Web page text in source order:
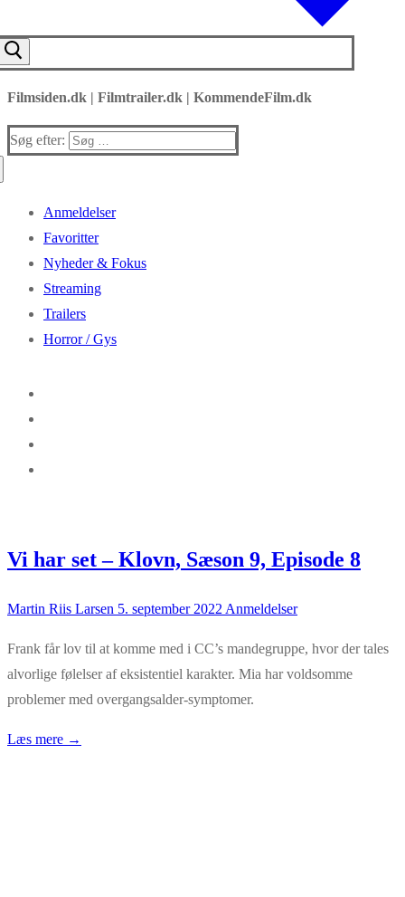
Filmsiden.dk | Filmtrailer.dk | KommendeFilm.dk
Søg efter:
Anmeldelser
Favoritter
Nyheder & Fokus
Streaming
Trailers
Horror / Gys
Vi har set – Klovn, Sæson 9, Episode 8
Martin Riis Larsen 5. september 2022 Anmeldelser
Frank får lov til at komme med i CC’s mandegruppe, hvor der tales
alvorlige følelser af eksistentiel karakter. Mia har voldsomme
problemer med overgangsalder-symptomer.
Læs mere →